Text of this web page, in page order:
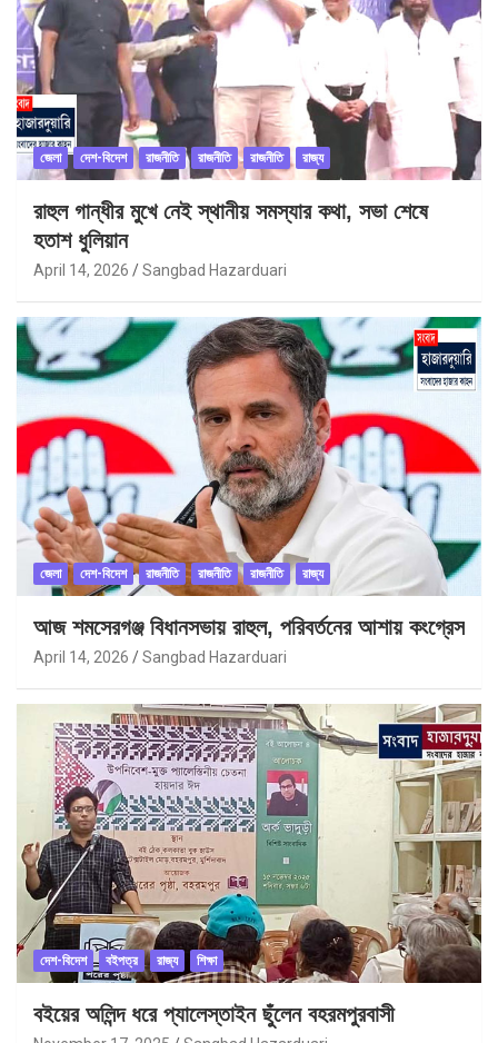
জেলা দেশ-বিদেশ রাজনীতি রাজনীতি রাজনীতি রাজ্য
রাহুল গান্ধীর মুখে নেই স্থানীয় সমস্যার কথা, সভা শেষে
হতাশ ধুলিয়ান
April 14, 2026 Sangbad Hazarduari
জেলা দেশ-বিদেশ রাজনীতি রাজনীতি রাজনীতি রাজ্য
আজ শমসেরগঞ্জ বিধানসভায় রাহুল, পরিবর্তনের আশায় কংগ্রেস
April 14, 2026 Sangbad Hazarduari
দেশ-বিদেশ বইপত্র রাজ্য শিক্ষা
বইয়ের অলিন্দ ধরে প্যালেস্তাইন ছুঁলেন বহরমপুরবাসী